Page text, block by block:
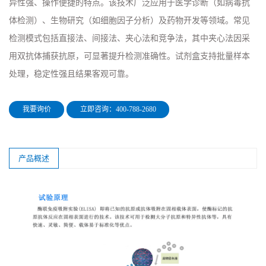
异性强、操作便捷的特点。该技术广泛应用于医学诊断（如病毒抗
体检测）、生物研究（如细胞因子分析）及药物开发等领域。常见
检测模式包括直接法、间接法、夹心法和竞争法，其中夹心法因采
用双抗体捕获抗原，可显著提升检测准确性。试剂盒支持批量样本
处理，稳定性强且结果客观可靠。
我要询价 立即咨询：400-788-2680
产品概述